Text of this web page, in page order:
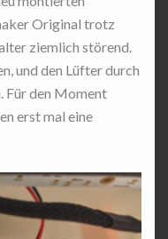
Original trotz
ziemlich störend.
und den Lüfter durch
Für den Moment
erst mal eine